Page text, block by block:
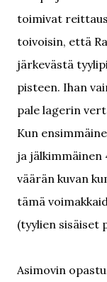
toimivat
toivoisin, että
järkevästä
pisteen. Ihan
pale lagerin
Kun
ja
väärän kuvan
tämä
(tyylien sisäiset
Asimovin